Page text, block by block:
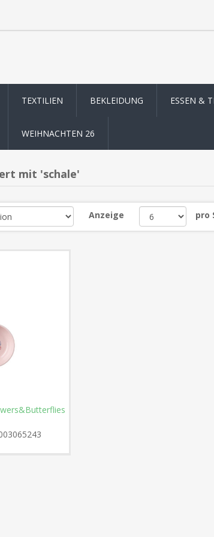
TEXTILIEN BEKLEIDUNG ESSEN &
WEIHNACHTEN 26
mit 'schale'
Anzeige pro